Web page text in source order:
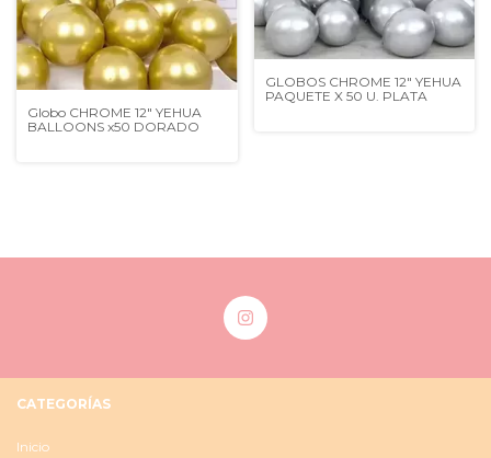
Globo CHROME 12" YEHUA
BALLOONS x50 DORADO
GLOBOS CHROME 12" YEHUA
PAQUETE X 50 U. PLATA
CATEGORÍAS
Inicio